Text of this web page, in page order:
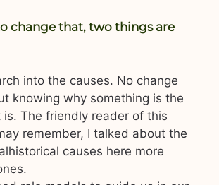
change that, two things are
into the causes. No change
knowing why something is the
is. The friendly reader of this
remember, I talked about the
causes here more